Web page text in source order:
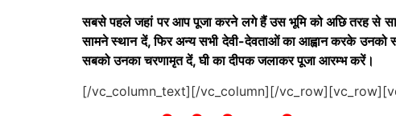
सबसे पहले जहां पर आप पूजा करने लगे हैं उस भूमि को अछि तरह से साफ़
सामने स्थान दें, फिर अन्य सभी देवी-देवताओं का आह्वान करके उनको
सबको उनका चरणामृत दें, घी का दीपक जलाकर पूजा आरम्भ करें।
[/vc_column_text][/vc_column][/